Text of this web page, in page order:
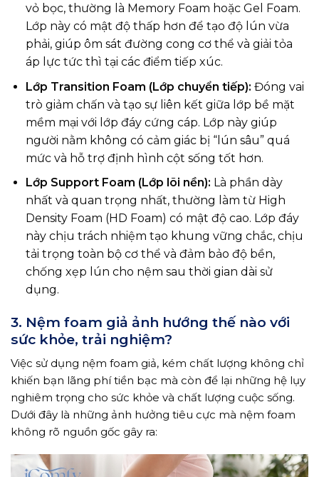
vỏ bọc, thường là Memory Foam hoặc Gel Foam.
Lớp này có mật độ thấp hơn để tạo độ lún vừa
phải, giúp ôm sát đường cong cơ thể và giải tỏa
áp lực tức thì tại các điểm tiếp xúc.
Lớp Transition Foam (Lớp chuyển tiếp): Đóng vai
trò giảm chấn và tạo sự liên kết giữa lớp bề mặt
mềm mại với lớp đáy cứng cáp. Lớp này giúp
người nằm không có cảm giác bị “lún sâu” quá
mức và hỗ trợ định hình cột sống tốt hơn.
Lớp Support Foam (Lớp lõi nền): Là phần dày
nhất và quan trọng nhất, thường làm từ High
Density Foam (HD Foam) có mật độ cao. Lớp đáy
này chịu trách nhiệm tạo khung vững chắc, chịu
tải trọng toàn bộ cơ thể và đảm bảo độ bền,
chống xẹp lún cho nệm sau thời gian dài sử
dụng.
3. Nệm foam giả ảnh hướng thế nào với
sức khỏe, trải nghiệm?
Việc sử dụng nệm foam giả, kém chất lượng không chỉ
khiến bạn lãng phí tiền bạc mà còn để lại những hệ lụy
nghiêm trọng cho sức khỏe và chất lượng cuộc sống.
Dưới đây là những ảnh hưởng tiêu cực mà nệm foam
không rõ nguồn gốc gây ra: